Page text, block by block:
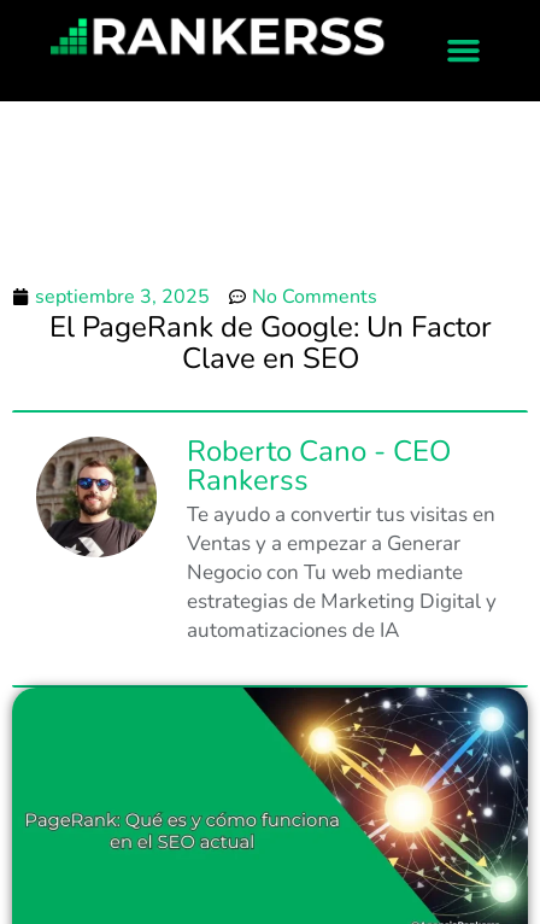
septiembre 3, 2025 No Comments
El PageRank de Google: Un Factor
Clave en SEO
Roberto Cano - CEO
Rankerss
Te ayudo a convertir tus visitas en
Ventas y a empezar a Generar
Negocio con Tu web mediante
estrategias de Marketing Digital y
automatizaciones de IA